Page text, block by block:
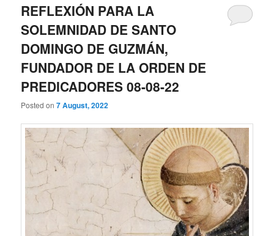
REFLEXIÓN PARA LA
SOLEMNIDAD DE SANTO
DOMINGO DE GUZMÁN,
FUNDADOR DE LA ORDEN DE
PREDICADORES 08-08-22
Posted on7 August, 2022